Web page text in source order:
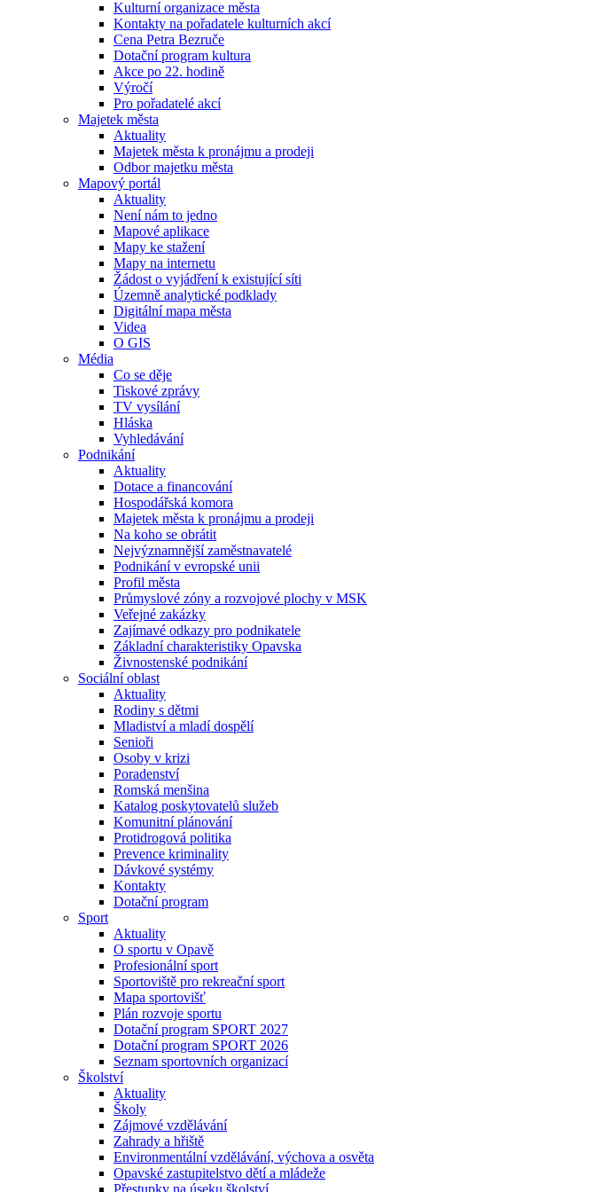
Kulturní organizace města
Kontakty na pořadatele kulturních akcí
Cena Petra Bezruče
Dotační program kultura
Akce po 22. hodině
Výročí
Pro pořadatelé akcí
Majetek města
Aktuality
Majetek města k pronájmu a prodeji
Odbor majetku města
Mapový portál
Aktuality
Není nám to jedno
Mapové aplikace
Mapy ke stažení
Mapy na internetu
Žádost o vyjádření k existující síti
Územně analytické podklady
Digitální mapa města
Videa
O GIS
Média
Co se děje
Tiskové zprávy
TV vysílání
Hláska
Vyhledávání
Podnikání
Aktuality
Dotace a financování
Hospodářská komora
Majetek města k pronájmu a prodeji
Na koho se obrátit
Nejvýznamnější zaměstnavatelé
Podnikání v evropské unii
Profil města
Průmyslové zóny a rozvojové plochy v MSK
Veřejné zakázky
Zajímavé odkazy pro podnikatele
Základní charakteristiky Opavska
Živnostenské podnikání
Sociální oblast
Aktuality
Rodiny s dětmi
Mladiství a mladí dospělí
Senioři
Osoby v krizi
Poradenství
Romská menšina
Katalog poskytovatelů služeb
Komunitní plánování
Protidrogová politika
Prevence kriminality
Dávkové systémy
Kontakty
Dotační program
Sport
Aktuality
O sportu v Opavě
Profesionální sport
Sportoviště pro rekreační sport
Mapa sportovišť
Plán rozvoje sportu
Dotační program SPORT 2027
Dotační program SPORT 2026
Seznam sportovních organizací
Školství
Aktuality
Školy
Zájmové vzdělávání
Zahrady a hřiště
Environmentální vzdělávání, výchova a osvěta
Opavské zastupitelstvo dětí a mládeže